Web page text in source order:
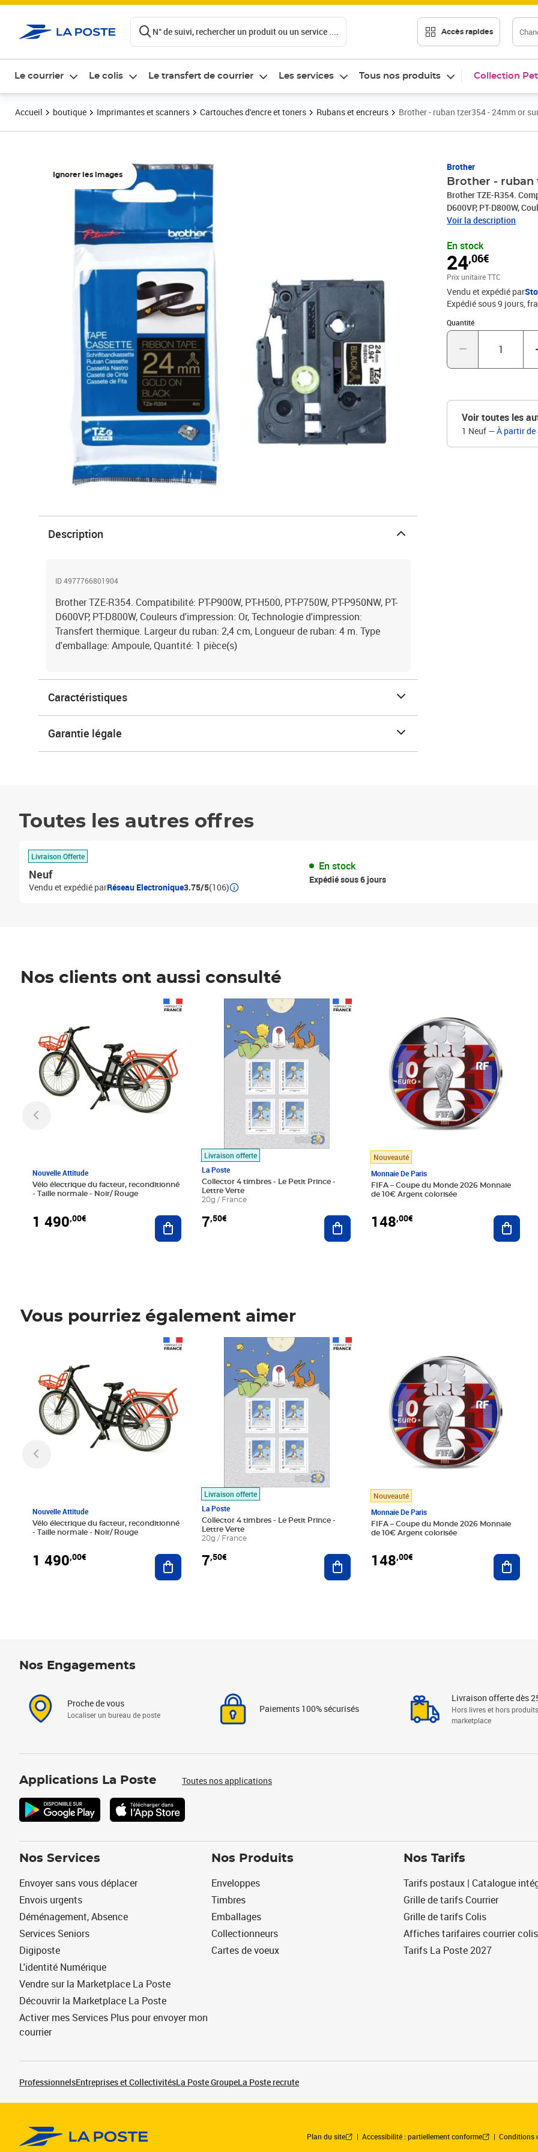
N° de suivi, rechercher un produit ou un service .... Accès rapides
Le courrier Le colis Le transfert de courrier Les services Tous nos produits Collection
Accueil boutique Imprimantes et scanners Cartouches d'encre et toners Rubans et encreurs Brother - ruban tzer354 - 24mm or
Ignorer les images
Brother
Brother - ruban
Brother TZE-R354.
D600VP, PT-D800W,
thermique. Largeur du
Voir la description
En stock
24,06€
Prix 24,06€
Prix unitaire TTC
Vendu et expédié par
Expédié sous 9 jours,
Quantité
Quantité : 1
Voir toutes les
1 Neuf —À partir de
Description
ID 4977766801904
Brother TZE-R354. Compatibilité: PT-P900W, PT-H500, PT-P750W, PT-P950NW, PT-
D600VP, PT-D800W, Couleurs d'impression: Or, Technologie d'impression:
Transfert thermique. Largeur du ruban: 2,4 cm, Longueur de ruban: 4 m. Type
d'emballage: Ampoule, Quantité: 1 pièce(s)
Caractéristiques
Garantie légale
Toutes les autres offres
Livraison Offerte
Neuf
Vendu et expédié parRéseau Electronique3.75/5(106)
En stock
Expédié sous 6 jours
Nos clients ont aussi consulté
Nouvelle Attitude
Vélo électrique du facteur, reconditionné
- Taille normale - Noir/ Rouge
1 490,00€ Ajouter au panier
Livraison offerte
La Poste
Collector 4 timbres - Le Petit Prince -
Lettre Verte
20g / France
7,50€
Prix 7,50€
Ajouter au panier
Nouveauté
Monnaie De Paris
FIFA – Coupe du Monde 2026 Monnaie
de 10€ Argent colorisée
148,00€
Vous pourriez également aimer
Nouvelle Attitude
Vélo électrique du facteur, reconditionné
- Taille normale - Noir/ Rouge
1 490,00€ Ajouter au panier
Livraison offerte
La Poste
Collector 4 timbres - Le Petit Prince -
Lettre Verte
20g / France
7,50€
Prix 7,50€
Ajouter au panier
Nouveauté
Monnaie De Paris
FIFA – Coupe du Monde 2026 Monnaie
de 10€ Argent colorisée
148,00€
Nos Engagements
Proche de vous
Localiser un bureau de poste
Paiements 100% sécurisés
Livraison offerte dès
Hors livres et hors produits
marketplace
Applications La Poste Toutes nos applications
Nos Services
Envoyer sans vous déplacer
Envois urgents
Déménagement, Absence
Services Seniors
Digiposte
L'identité Numérique
Vendre sur la Marketplace La Poste
Découvrir la Marketplace La Poste
Activer mes Services Plus pour envoyer mon
courrier
Nos Produits
Enveloppes
Timbres
Emballages
Collectionneurs
Cartes de voeux
Nos Tarifs
Tarifs postaux | Catalogue
Grille de tarifs Courrier
Grille de tarifs Colis
Affiches tarifaires courrier colis
Tarifs La Poste 2027
ProfessionnelsEntreprises et CollectivitésLa Poste GroupeLa Poste recrute
Plan du site Accessibilité : partiellement conforme Conditions